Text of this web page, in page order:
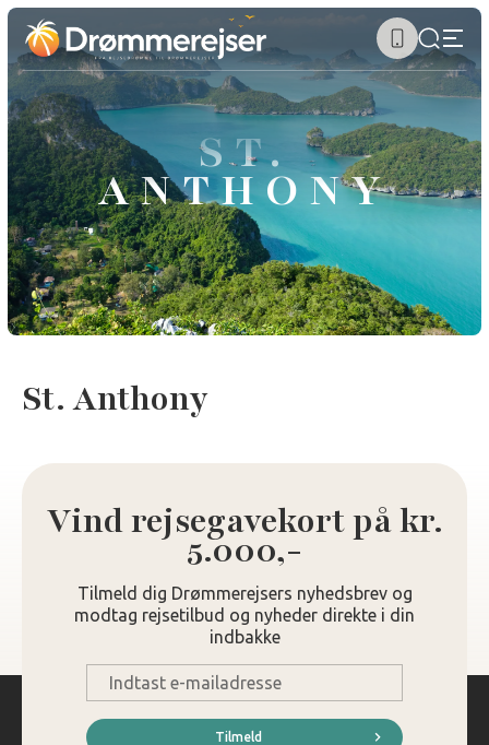
ST.
ANTHONY
St. Anthony
Vind rejsegavekort på kr.
5.000,-
Tilmeld dig Drømmerejsers nyhedsbrev og
modtag rejsetilbud og nyheder direkte i din
indbakke
mail
*
Tilmeld